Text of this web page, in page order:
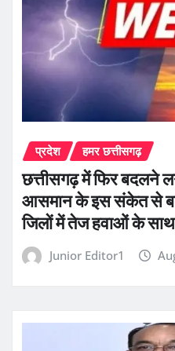
प्रदेश हमर छत्तीसगढ़
छत्तीसगढ़ में फिर बदलने
आसमान के इस संकेत से
जिलों में तेज हवाओं के साथ
Junior Editor1